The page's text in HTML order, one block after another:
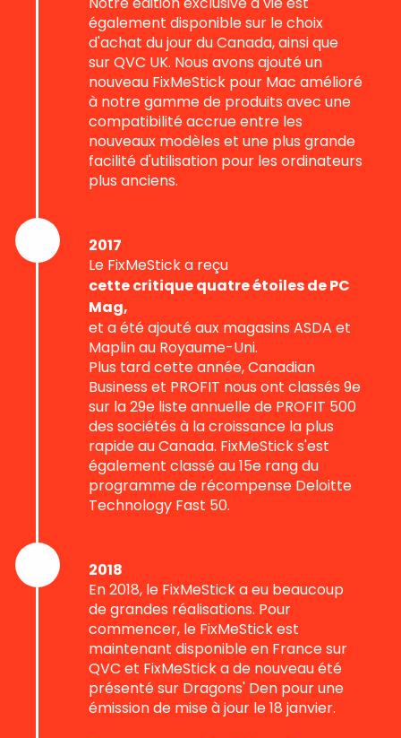
également disponible sur le choix
d'achat du jour du Canada, ainsi que
sur QVC UK. Nous avons ajouté un
nouveau FixMeStick pour Mac amélioré
à notre gamme de produits avec une
compatibilité accrue entre les
nouveaux modèles et une plus grande
facilité d'utilisation pour les ordinateurs
plus anciens.
2017
Le FixMeStick a reçu
cette critique quatre étoiles de PC
Mag,
et a été ajouté aux magasins ASDA et
Maplin au Royaume-Uni.
Plus tard cette année, Canadian
Business et PROFIT nous ont classés 9e
sur la 29e liste annuelle de PROFIT 500
des sociétés à la croissance la plus
rapide au Canada. FixMeStick s'est
également classé au 15e rang du
programme de récompense Deloitte
Technology Fast 50.
2018
En 2018, le FixMeStick a eu beaucoup
de grandes réalisations. Pour
commencer, le FixMeStick est
maintenant disponible en France sur
QVC et FixMeStick a de nouveau été
présenté sur Dragons' Den pour une
émission de mise à jour le 18 janvier.